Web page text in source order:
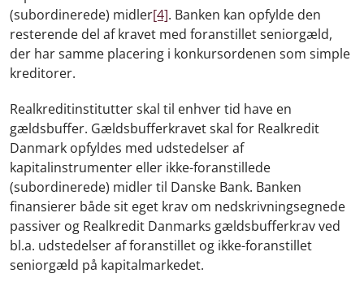
(subordinerede) midler[4]. Banken kan opfylde den
resterende del af kravet med foranstillet seniorgæld,
der har samme placering i konkursordenen som simple
kreditorer.
Realkreditinstitutter skal til enhver tid have en
gældsbuffer. Gældsbufferkravet skal for Realkredit
Danmark opfyldes med udstedelser af
kapitalinstrumenter eller ikke-foranstillede
(subordinerede) midler til Danske Bank. Banken
finansierer både sit eget krav om nedskrivningsegnede
passiver og Realkredit Danmarks gældsbufferkrav ved
bl.a. udstedelser af foranstillet og ikke-foranstillet
seniorgæld på kapitalmarkedet.